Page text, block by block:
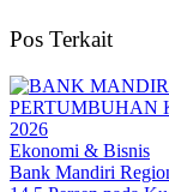
Pos Terkait
Ekonomi & Bisnis
Bank Mandiri